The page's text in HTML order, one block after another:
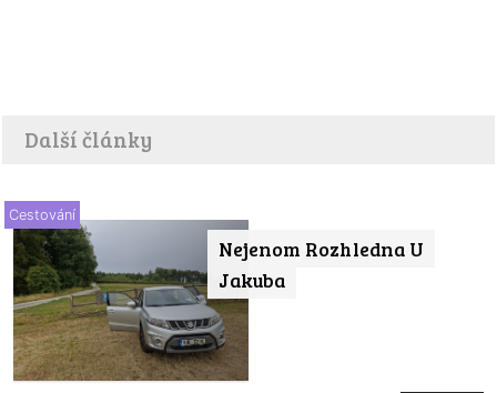
Další články
Nejenom Rozhledna U
Jakuba
Cestování